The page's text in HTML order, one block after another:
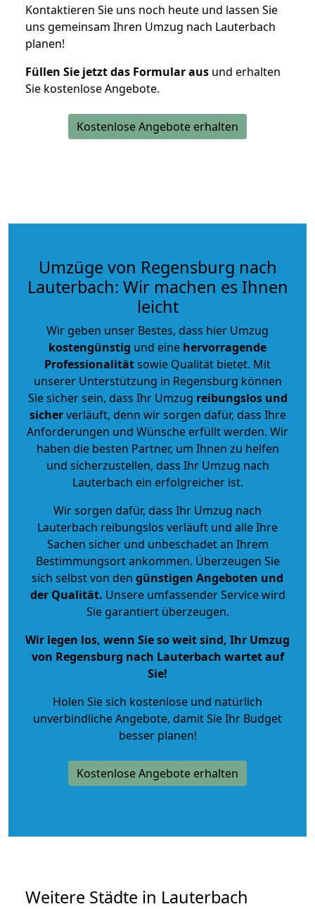
Kontaktieren Sie uns noch heute und lassen Sie
uns gemeinsam Ihren Umzug nach Lauterbach
planen!
Füllen Sie jetzt das Formular aus und erhalten
Sie kostenlose Angebote.
Kostenlose Angebote erhalten
Umzüge von Regensburg nach
Lauterbach: Wir machen es Ihnen
leicht
Wir geben unser Bestes, dass hier Umzug
kostengünstig und eine hervorragende
Professionalitätsowie Qualität bietet. Mit
unserer Unterstützung in Regensburg können
Sie sicher sein, dass Ihr Umzug reibungslos und
sicherverläuft, denn wir sorgen dafür, dass Ihre
Anforderungen und Wünsche erfüllt werden. Wir
haben die besten Partner, um Ihnen zu helfen
und sicherzustellen, dass Ihr Umzug nach
Lauterbach ein erfolgreicher ist.
Wir sorgen dafür, dass Ihr Umzug nach
Lauterbach reibungslos verläuft und alle Ihre
Sachen sicher und unbeschadet an Ihrem
Bestimmungsort ankommen. Überzeugen Sie
sich selbst von den günstigen Angeboten und
der Qualität. Unsere umfassender Service wird
Sie garantiert überzeugen.
Wir legen los, wenn Sie so weit sind, Ihr Umzug
von Regensburg nach Lauterbach wartet auf
Sie!
Holen Sie sich kostenlose und natürlich
unverbindliche Angebote, damit Sie Ihr Budget
besser planen!
Kostenlose Angebote erhalten
Weitere Städte in Lauterbach